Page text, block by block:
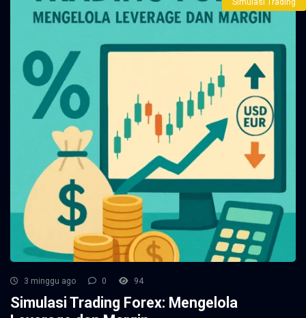
Simulasi Trading
3 minggu ago 0 94
Simulasi Trading Forex: Mengelola